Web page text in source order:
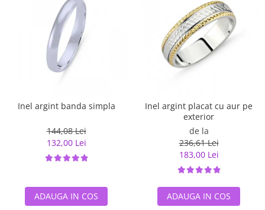
Inel argint banda simpla
144,08 Lei
132,00 Lei
ADAUGA IN COS
Inel argint placat cu aur pe
exterior
de la
236,61 Lei
183,00 Lei
ADAUGA IN COS